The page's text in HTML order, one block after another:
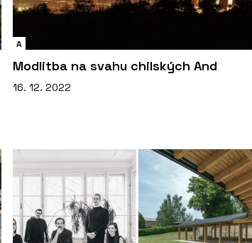
A
Modlitba na svahu chilských And
16. 12. 2022